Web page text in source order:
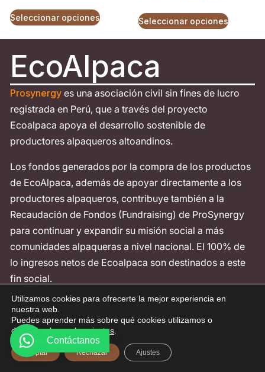
Seleccionar opciones Seleccionar opciones
EcoAlpaca
Prosynergy es una asociación civil sin fines de lucro
registrada en Perú, que a través del proyecto
Ecoalpaca apoya el desarrollo sostenible de
productores alpaqueros altoandinos.
Los fondos generados por la compra de los productos
de EcoAlpaca, además de apoyar directamente a los
productores alpaqueros, contribuye también a la
Recaudación de Fondos (Fundraising) de ProSynergy
para continuar y expandir su misión social a más
comunidades alpaqueras a nivel nacional. El 100% de
lo ingresos netos de Ecoalpaca son destinados a este
fin social.
Contáctanos
Telf: +51-998642813
Av. La Fontana 1179 - 201 La Molina
Utilizamos cookies para ofrecerte la mejor experiencia en
nuestra web.
Puedes aprender más sobre qué cookies utilizamos o
desactivarlas en losajustes
Aceptar Rechazar Ajustes
Contáctanos